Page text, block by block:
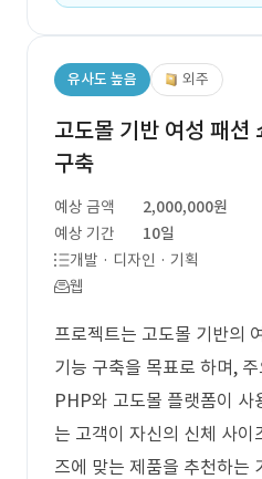
유사도 높음 외주
고도몰 기반 여성 패션
구축
예상 금액
2,000,000원
예상 기간
10일
개발 · 디자인 · 기획
웹
프로젝트는 고도몰 기반의
기능 구축을 목표로 하며,
PHP와 고도몰 플랫폼이 사
는 고객이 자신의 신체 사이
즈에 맞는 제품을 추천하는